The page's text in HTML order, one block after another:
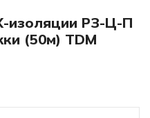
изоляции РЗ-Ц-П
(50м) TDM